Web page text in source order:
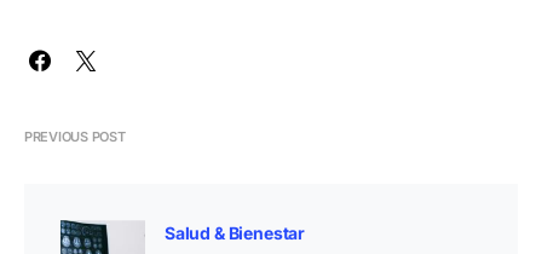
PREVIOUS POST
Salud & Bienestar